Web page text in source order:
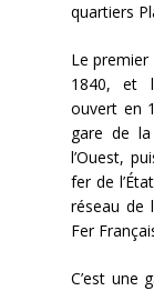
quartiers
Le premier
1840, et
ouvert en
gare de
l’Ouest,
fer de
réseau de
Fer
C’est une